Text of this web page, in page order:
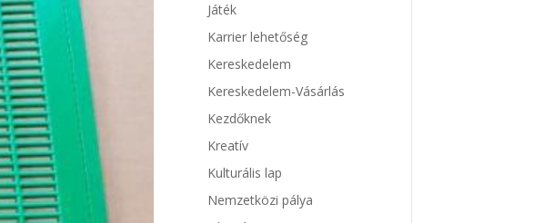
Játék
Karrier lehetőség
Kereskedelem
Kereskedelem-Vásárlás
Kezdőknek
Kreatív
Kulturális lap
Nemzetközi pálya